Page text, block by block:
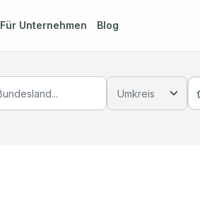
Für Unternehmen Blog